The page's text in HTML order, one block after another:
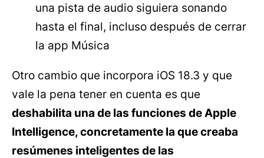
una pista de audio siguiera sonando
hasta el final, incluso después de cerrar
la app Música
Otro cambio que incorpora iOS 18.3 y que
vale la pena tener en cuenta es que
deshabilita una de las funciones de Apple
Intelligence, concretamente la que creaba
resúmenes inteligentes de las